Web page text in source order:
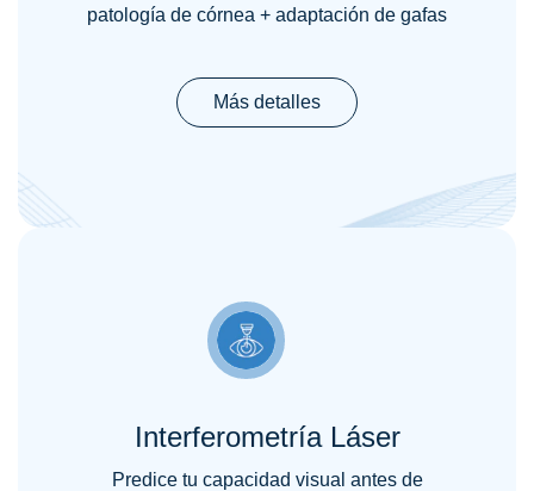
patología de córnea + adaptación de gafas
Más detalles
Interferometría Láser
Predice tu capacidad visual antes de